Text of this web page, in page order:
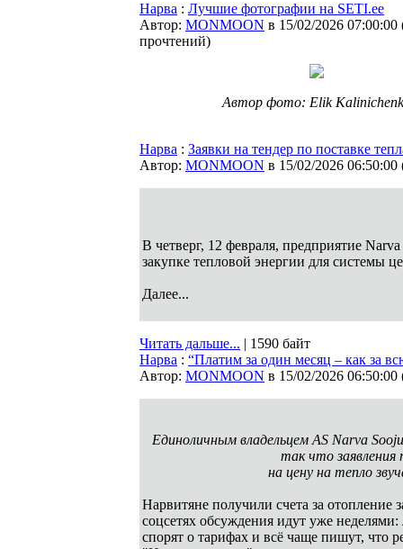
Нарва : Лучшие фотографии на SETI.ee
Автор: MONMOON в 15/02/2026 07:00:00
прочтений)
Автор фото: Elik
Нарва : Заявки на тендер по поставке
Автор: MONMOON в 15/02/2026 06:50:00
В четверг, 12 февраля, предприятие
закупке тепловой энергии для системы
Далее...
Читать дальше... | 1590 байт
Нарва : “Платим за один месяц – как за
Автор: MONMOON в 15/02/2026 06:50:00
Единоличным владельцем AS Narva
так что заявления
на цену на тепло
Нарвитяне получили счета за
соцсетях обсуждения идут уже
спорят о тарифах и всё чаще пишут, что